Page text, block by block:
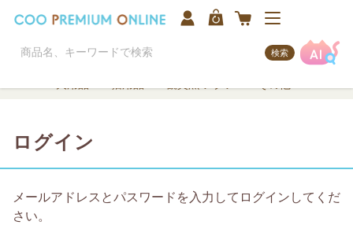
検索
ログイン
メールアドレスとパスワードを入力してログインしてくだ
さい。